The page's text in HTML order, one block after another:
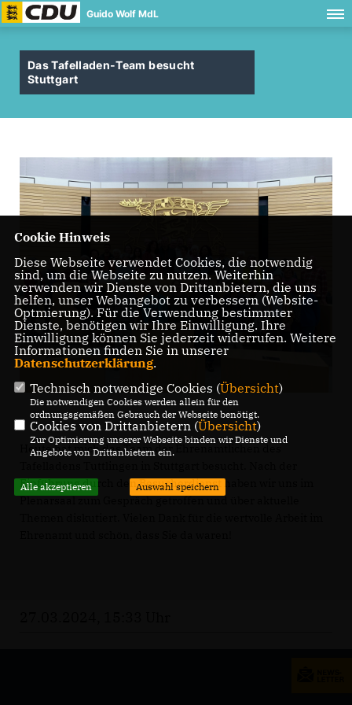
Guido Wolf MdL
Das Tafelladen-Team besucht
Stuttgart
Heute hat mich das Team der Ehrenamtlichen des
Einführung durch den Besucherdienst haben wir uns im
Plenarsaal zum Gespräch getroffen und über aktuelle
Cookie Hinweis
Diese Webseite verwendet Cookies, die notwendig
sind, um die Webseite zu nutzen. Weiterhin
verwenden wir Dienste von Drittanbietern, die uns
helfen, unser Webangebot zu verbessern (Website-
Optmierung). Für die Verwendung bestimmter
Dienste, benötigen wir Ihre Einwilligung. Ihre
Einwilligung können Sie jederzeit widerrufen. Weitere
Informationen finden Sie in unserer
Datenschutzerklärung.
Technisch notwendige Cookies (Übersicht)
Die notwendigen Cookies werden allein für den
ordnungsgemäßen Gebrauch der Webseite benötigt.
Cookies von Drittanbietern (Übersicht)
Zur Optimierung unserer Webseite binden wir Dienste und
Angebote von Drittanbietern ein.
Alle akzeptieren Auswahl speichern